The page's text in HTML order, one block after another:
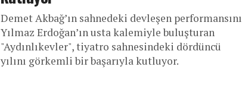
Demet Akbağ’ın sahnedeki devleşen performansını
Yılmaz Erdoğan’ın usta kalemiyle buluşturan
"Aydınlıkevler", tiyatro sahnesindeki dördüncü
yılını görkemli bir başarıyla kutluyor.